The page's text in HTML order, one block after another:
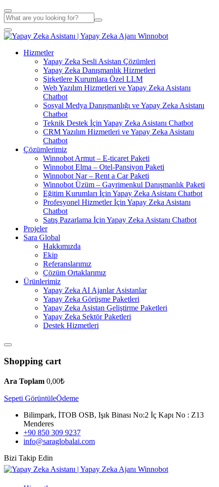
Hizmetler
Yapay Zeka Sesli Asistan Çözümleri
Yapay Zeka Danışmanlık Hizmetleri
Şirketlere Kurumlara Özel LLM
Web Yazılım Hizmetleri ve Yapay Zeka Asistanı
Chatbot
Sosyal Medya Danışmanlığı ve Yapay Zeka Asistanı
Chatbot
Teknik Destek İçin Yapay Zeka Asistanı Chatbot
CRM Yazılım Hizmetleri ve Yapay Zeka Asistanı
Chatbot
Çözümlerimiz
Winnobot Armut – E-ticaret Paketi
Winnobot Elma – Otel-Pansiyon Paketi
Winnobot Nar – Rent a Car Paketi
Winnobot Üzüm – Gayrimenkul Danışmanlık Paketi
Eğitim Kurumları İçin Yapay Zeka Asistanı Chatbot
Profesyonel Hizmetler İçin Yapay Zeka Asistanı
Chatbot
Satış Pazarlama İçin Yapay Zeka Asistanı Chatbot
Projeler
Sara Global
Hakkımızda
Ekip
Referanslarımız
Çözüm Ortaklarımız
Ürünlerimiz
Yapay Zeka AI Ajanlar Asistanlar
Yapay Zeka Görüşme Paketleri
Yapay Zeka Asistan Geliştirme Paketleri
Yapay Zeka Sektör Paketleri
Destek Hizmetleri
Shopping cart
Ara Toplam 0,00₺
Sepeti GörüntüleÖdeme
Bilimpark, İTOB OSB, Işık Binası No:2 İç Kapı No : Z13
Menderes
+90 850 309 9237
info@saraglobalai.com
Bizi Takip Edin